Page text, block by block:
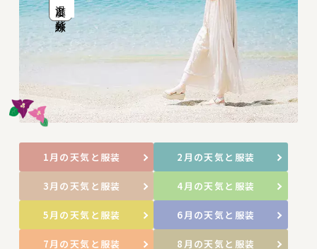
温度と紫外線
1月の天気と服装 2月の天気と服装
3月の天気と服装 4月の天気と服装
5月の天気と服装 6月の天気と服装
7月の天気と服装 8月の天気と服装